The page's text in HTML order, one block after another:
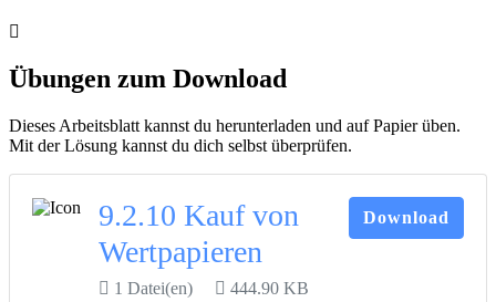
Übungen zum Download
Dieses Arbeitsblatt kannst du herunterladen und auf Papier üben.
Mit der Lösung kannst du dich selbst überprüfen.
9.2.10 Kauf von
Wertpapieren
1 Datei(en) 444.90 KB
Download